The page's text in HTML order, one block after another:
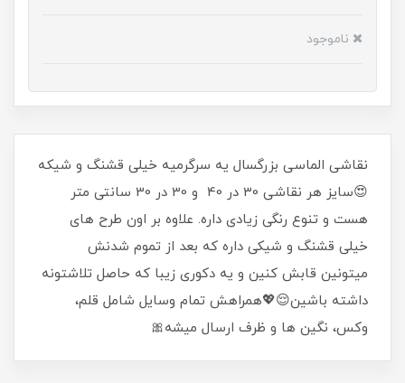
ناموجود
نقاشی الماسی بزرگسال یه سرگرمیه خیلی قشنگ و شیکه
😍سایز هر نقاشی 30 در 40 و 30 در 30 سانتی متر
هست و تنوع رنگی زیادی داره. علاوه بر اون طرح های
خیلی قشنگ و شیکی داره که بعد از تموم شدنش
میتونین قابش کنین و یه دکوری زیبا که حاصل تلاشتونه
داشته باشین😌💖همراهش تمام وسایل شامل قلم،
وکس، نگین ها و ظرف ارسال میشه🎀